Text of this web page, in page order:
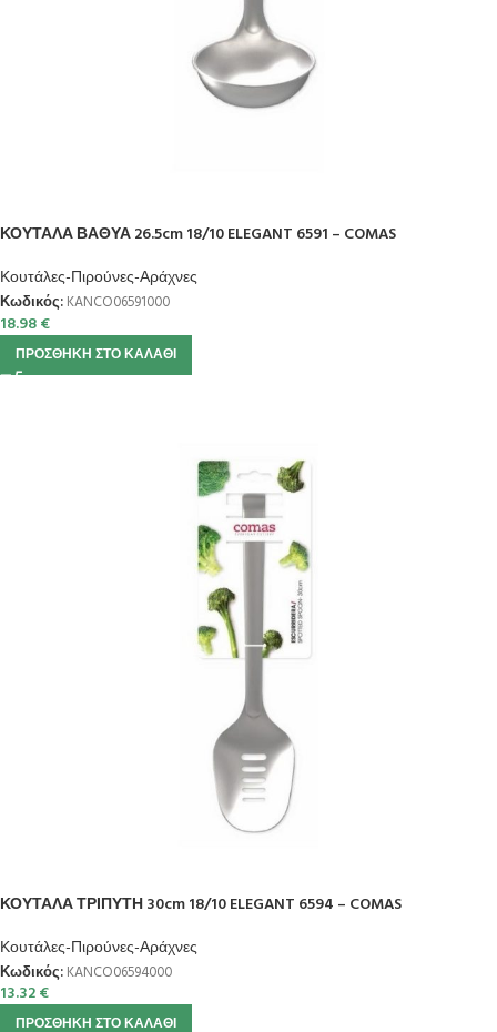
ΚΟΥΤΑΛΑ ΒΑΘΥΑ 26.5cm 18/10 ELEGANT 6591 – COMAS
Κουτάλες-Πιρούνες-Αράχνες
Κωδικός: KANCO06591000
18.98€
ΠΡΟΣΘΉΚΗ ΣΤΟ ΚΑΛΆΘΙ
ΚΟΥΤΑΛΑ ΤΡΙΠΥΤΗ 30cm 18/10 ELEGANT 6594 – COMAS
Κουτάλες-Πιρούνες-Αράχνες
Κωδικός: KANCO06594000
13.32€
ΠΡΟΣΘΉΚΗ ΣΤΟ ΚΑΛΆΘΙ